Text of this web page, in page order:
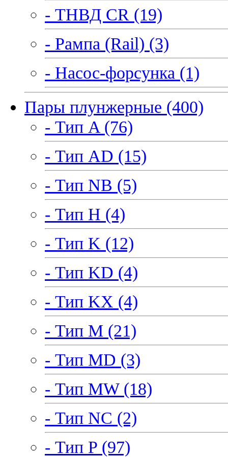
- ТНВД CR (19)
- Рампа (Rail) (3)
- Насос-форсунка (1)
Пары плунжерные (400)
- Тип A (76)
- Тип AD (15)
- Тип NB (5)
- Тип H (4)
- Тип K (12)
- Тип KD (4)
- Тип KX (4)
- Тип M (21)
- Тип MD (3)
- Тип MW (18)
- Тип NC (2)
- Тип P (97)